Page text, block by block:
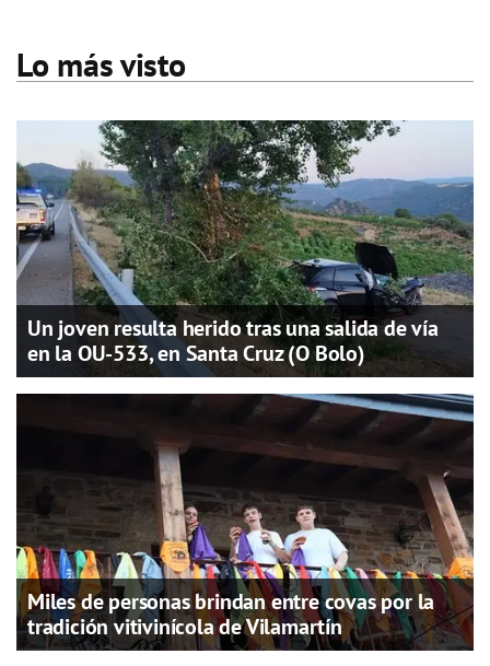
Lo más visto
Un joven resulta herido tras una salida de vía
en la OU-533, en Santa Cruz (O Bolo)
Miles de personas brindan entre covas por la
tradición vitivinícola de Vilamartín